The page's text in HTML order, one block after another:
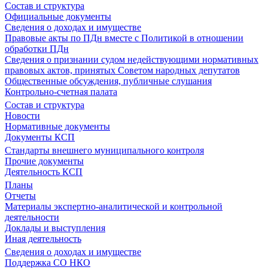
Состав и структура
Официальные документы
Сведения о доходах и имуществе
Правовые акты по ПДн вместе с Политикой в отношении
обработки ПДн
Сведения о признании судом недействующими нормативных
правовых актов, принятых Советом народных депутатов
Общественные обсуждения, публичные слушания
Контрольно-счетная палата
Состав и структура
Новости
Нормативные документы
Документы КСП
Стандарты внешнего муниципального контроля
Прочие документы
Деятельность КСП
Планы
Отчеты
Материалы экспертно-аналитической и контрольной
деятельности
Доклады и выступления
Иная деятельность
Сведения о доходах и имуществе
Поддержка СО НКО